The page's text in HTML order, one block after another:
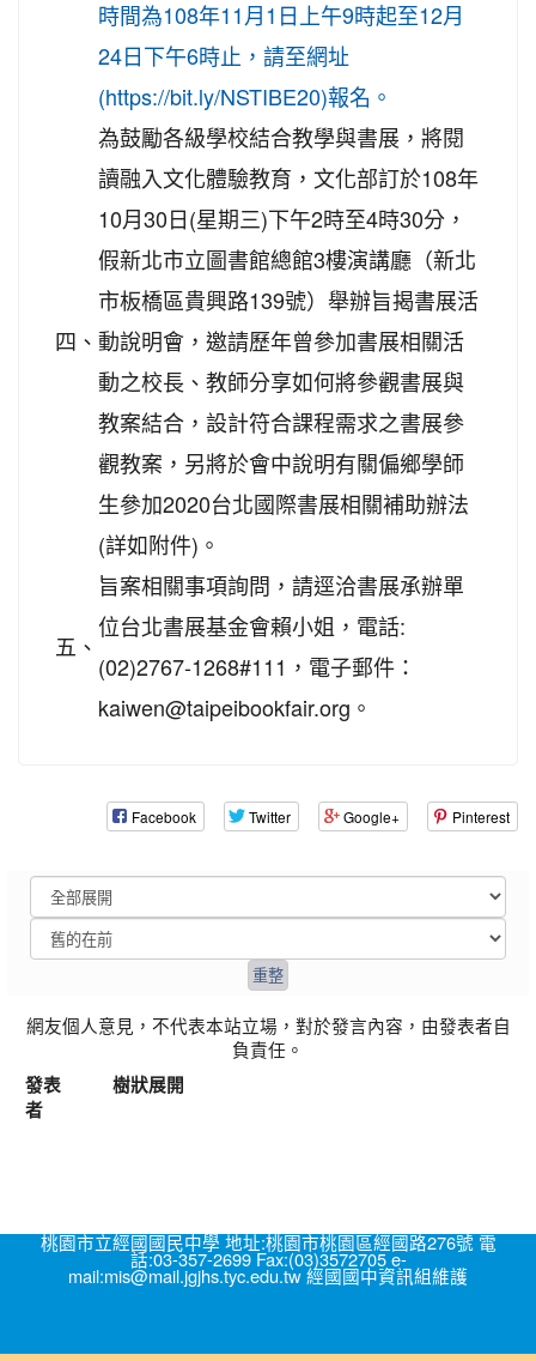
時間為108年11月1日上午9時起至12月
24日下午6時止，請至網址
(https://bit.ly/NSTIBE20)報名。
四、
為鼓勵各級學校結合教學與書展，將閱
讀融入文化體驗教育，文化部訂於108年
10月30日(星期三)下午2時至4時30分，
假新北市立圖書館總館3樓演講廳（新北
市板橋區貴興路139號）舉辦旨揭書展活
動說明會，邀請歷年曾參加書展相關活
動之校長、教師分享如何將參觀書展與
教案結合，設計符合課程需求之書展參
觀教案，另將於會中說明有關偏鄉學師
生參加2020台北國際書展相關補助辦法
(詳如附件)。
五、
旨案相關事項詢問，請逕洽書展承辦單
位台北書展基金會賴小姐，電話:
(02)2767-1268#111，電子郵件：
kaiwen@taipeibookfair.org。
Facebook Twitter Google+ Pinterest
網友個人意見，不代表本站立場，對於發言內容，由發表者自
負責任。
發表
者
樹狀展開
桃園市立經國國民中學 地址:桃園市桃園區經國路276號 電
話:03-357-2699 Fax:(03)3572705 e-
mail:mis@mail.jgjhs.tyc.edu.tw 經國國中資訊組維護